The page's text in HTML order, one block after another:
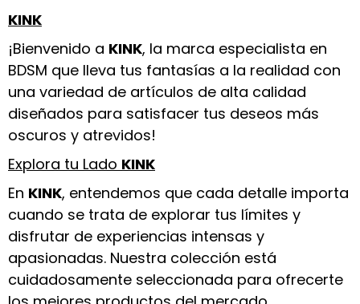
KINK
¡Bienvenido a KINK, la marca especialista en
BDSM que lleva tus fantasías a la realidad con
una variedad de artículos de alta calidad
diseñados para satisfacer tus deseos más
oscuros y atrevidos!
Explora tu Lado KINK
En KINK, entendemos que cada detalle importa
cuando se trata de explorar tus límites y
disfrutar de experiencias intensas y
apasionadas. Nuestra colección está
cuidadosamente seleccionada para ofrecerte